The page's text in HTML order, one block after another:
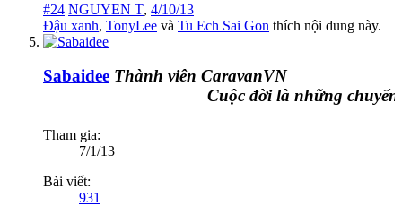
#24 NGUYEN T, 4/10/13
Đậu xanh, TonyLee và Tu Ech Sai Gon thích nội dung này.
Sabaidee Thành viên CaravanVN
Cuộc đời là những chuyến đi
Tham gia:
7/1/13
Bài viết:
931